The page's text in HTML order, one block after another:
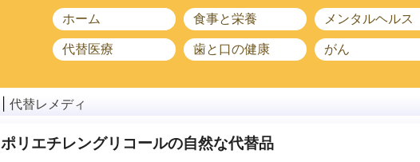
ホーム 食事と栄養 メンタルヘルス
代替医療
歯と口の健康 がん
代替レメディ
ポリエチレングリコールの自然な代替品